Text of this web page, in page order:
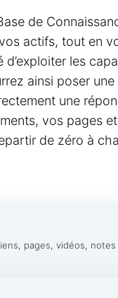
de
actifs, tout en
d’exploiter les
ainsi poser
une
vos pages
de zéro à
pages, vidéos, notes